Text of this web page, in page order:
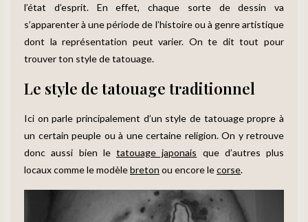
l’état d’esprit. En effet, chaque sorte de dessin va
s’apparenter à une période de l’histoire ou à genre artistique
dont la représentation peut varier. On te dit tout pour
trouver ton style de tatouage.
Le style de tatouage traditionnel
Ici on parle principalement d’un style de tatouage propre à
un certain peuple ou à une certaine religion. On y retrouve
donc aussi bien le tatouage japonais que d’autres plus
locaux comme le modèlebreton ou encore lecorse.